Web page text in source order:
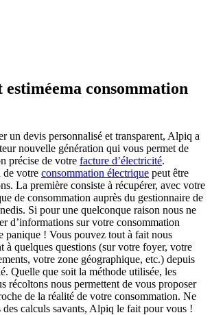
estiméema consommation
un devis personnalisé et transparent, Alpiq a
nouvelle génération qui vous permet de
précise de votre facture d’électricité.
de votre consommation électrique peut être
La première consiste à récupérer, avec votre
de consommation auprès du gestionnaire de
Si pour une quelconque raison nous ne
d’informations sur votre consommation
panique ! Vous pouvez tout à fait nous
à quelques questions (sur votre foyer, votre
votre zone géographique, etc.) depuis
Quelle que soit la méthode utilisée, les
récoltons nous permettent de vous proposer
de la réalité de votre consommation. Ne
des calculs savants, Alpiq le fait pour vous !